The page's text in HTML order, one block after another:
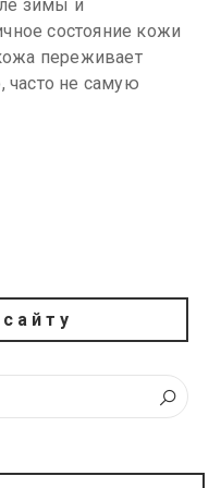
зимы и
состояние кожи
переживает
не самую